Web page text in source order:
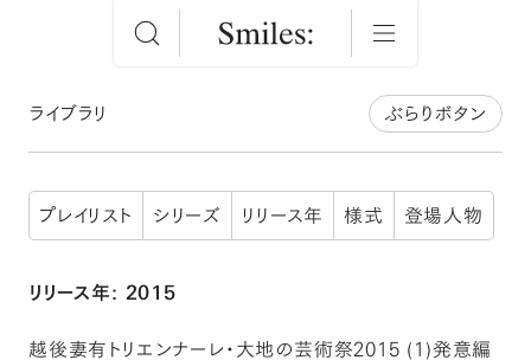
ライブラリ ぶらりボタン
プレイリスト シリーズ リリース年 様式 登場人物
リリース年: 2015
越後妻有トリエンナーレ・大地の芸術祭2015 (1)発意編